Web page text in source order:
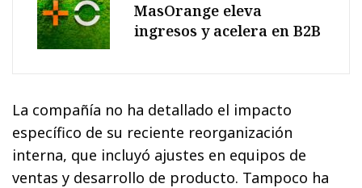
MasOrange eleva
ingresos y acelera en B2B
La compañía no ha detallado el impacto
específico de su reciente reorganización
interna, que incluyó ajustes en equipos de
ventas y desarrollo de producto. Tampoco ha